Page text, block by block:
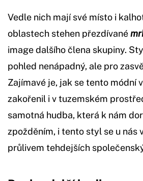
Vedle nich mají své místo i
oblastech stehen přezdívané
image dalšího člena skupiny.
pohled nenápadný, ale pro
Zajímavé je, jak se tento módní
zakořenil i v tuzemském
samotná hudba, která k nám
zpožděním, i tento styl se u nás
průlivem tehdejších